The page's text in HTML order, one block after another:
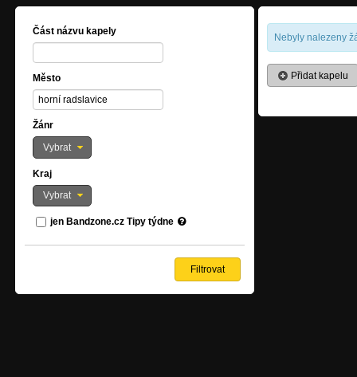
Část názvu kapely
Město
Žánr
Vybrat
Kraj
Vybrat
jen Bandzone.cz Tipy týdne
Nebyly nalezeny
Přidat kapelu